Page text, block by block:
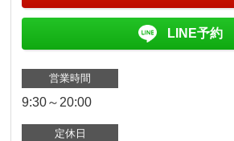
LINE予約
営業時間
9:30～20:00
定休日